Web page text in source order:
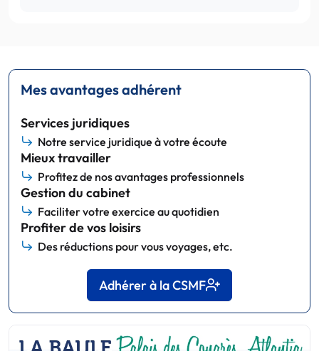
Mes avantages adhérent
Services juridiques
Notre service juridique à votre écoute
Mieux travailler
Profitez de nos avantages professionnels
Gestion du cabinet
Faciliter votre exercice au quotidien
Profiter de vos loisirs
Des réductions pour vous voyages, etc.
Adhérer à la CSMF